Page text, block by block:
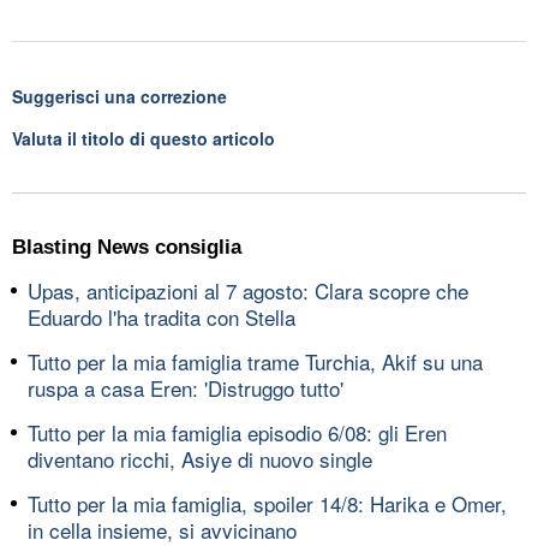
Suggerisci una correzione
Valuta il titolo di questo articolo
Blasting News consiglia
Upas, anticipazioni al 7 agosto: Clara scopre che
Eduardo l'ha tradita con Stella
Tutto per la mia famiglia trame Turchia, Akif su una
ruspa a casa Eren: 'Distruggo tutto'
Tutto per la mia famiglia episodio 6/08: gli Eren
diventano ricchi, Asiye di nuovo single
Tutto per la mia famiglia, spoiler 14/8: Harika e Omer,
in cella insieme, si avvicinano